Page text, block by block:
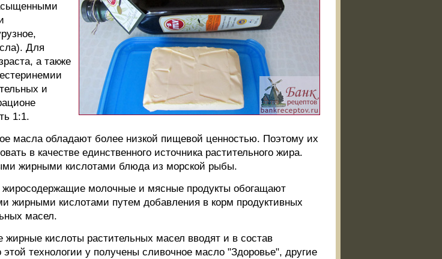
Для
а также
и
1:1.
масла обладают более низкой пищевой ценностью. Поэтому их
в качестве единственного источника растительного жира.
жирными кислотами блюда из морской рыбы.
молочные и мясные продукты обогащают
жирными кислотами путем добавления в корм продуктивных
масел.
кислоты растительных масел вводят и в состав
технологии у получены сливочное масло "Здоровье", другие